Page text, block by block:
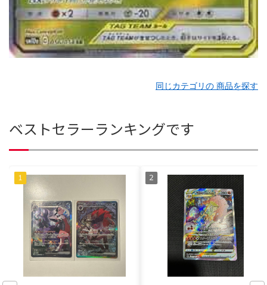
同じカテゴリの 商品を探す
ベストセラーランキングです